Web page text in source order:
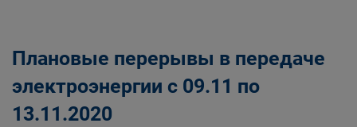
Плановые перерывы в передаче
электроэнергии с 09.11 по
13.11.2020